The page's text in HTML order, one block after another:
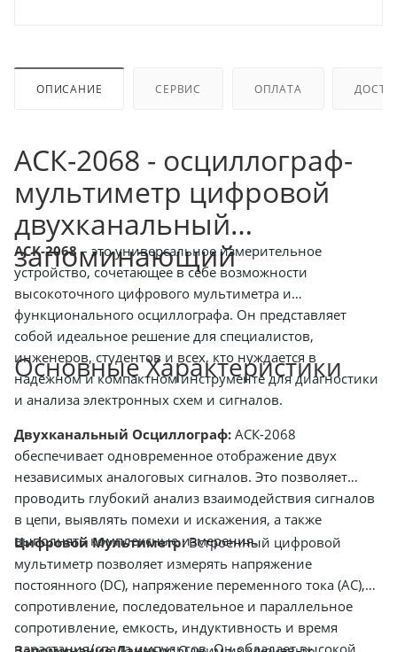
ОПИСАНИЕ СЕРВИС ОПЛАТА
АСК-2068 - осциллограф-
мультиметр цифровой
двухканальный
запоминающий
АСК-2068 – это универсальное измерительное
устройство, сочетающее в себе возможности
высокоточного цифрового мультиметра и
функционального осциллографа. Он представляет
собой идеальное решение для специалистов,
инженеров, студентов и всех, кто нуждается в
надежном и компактном инструменте для диагностики
и анализа электронных схем и сигналов.
Основные Характеристики
Двухканальный Осциллограф: АСК-2068
обеспечивает одновременное отображение двух
независимых аналоговых сигналов. Это позволяет
проводить глубокий анализ взаимодействия сигналов
в цепи, выявлять помехи и искажения, а также
выполнять комплексные измерения.
Цифровой Мультиметр:Встроенный цифровой
мультиметр позволяет измерять напряжение
постоянного (DC), напряжение переменного тока (AC),
сопротивление, последовательное и параллельное
сопротивление, емкость, индуктивность и время